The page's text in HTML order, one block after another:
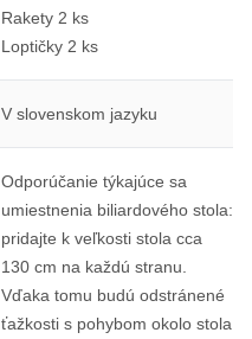
Rakety 2 ks
Loptičky 2 ks
V slovenskom jazyku
Odporúčanie týkajúce sa
umiestnenia biliardového stola:
pridajte k veľkosti stola cca
130 cm na každú stranu.
Vďaka tomu budú odstránené
ťažkosti s pohybom okolo stola